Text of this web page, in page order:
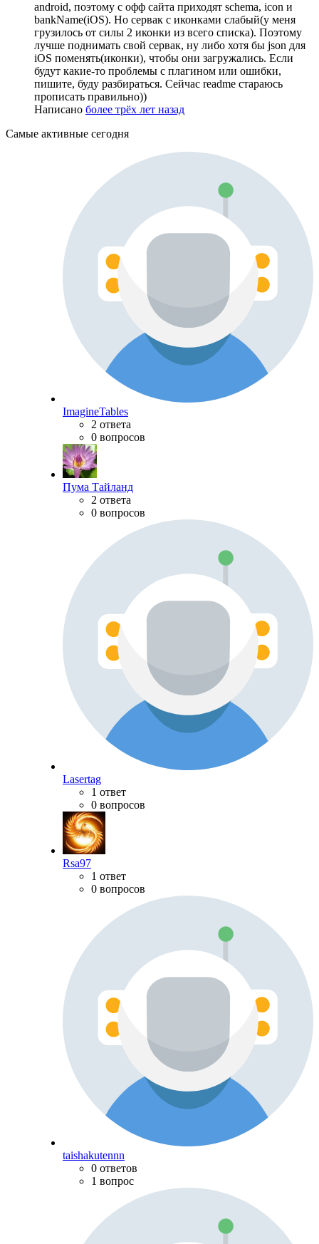
android, поэтому с офф сайта приходят schema, icon и
bankName(iOS). Но сервак с иконками слабый(у меня
грузилось от силы 2 иконки из всего списка). Поэтому
лучше поднимать свой сервак, ну либо хотя бы json для
iOS поменять(иконки), чтобы они загружались. Если
будут какие-то проблемы с плагином или ошибки,
пишите, буду разбираться. Сейчас readme стараюсь
прописать правильно))
Написано более трёх лет назад
Самые активные сегодня
ImagineTables
2 ответа
0 вопросов
Пума Тайланд
2 ответа
0 вопросов
Lasertag
1 ответ
0 вопросов
Rsa97
1 ответ
0 вопросов
taishakutennn
0 ответов
1 вопрос